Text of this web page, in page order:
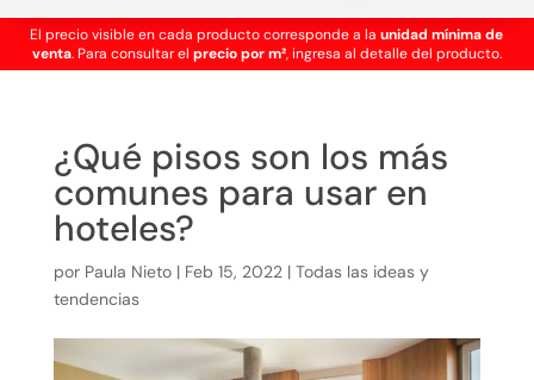
El precio visible en cada producto corresponde a launidad mínima de
venta. Para consultar el precio por m², ingresa al detalle del producto.
¿Qué pisos son los más
comunes para usar en
hoteles?
por Paula Nieto| Feb 15, 2022| Todas las ideas y
tendencias